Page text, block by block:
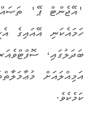
'އޭޖެންޓް ޕޭ'
ހަމައެކަނި އޭއައިގެ
ބަދަލުގައި،
އަމިއްލައަށް
ކަމެކެވެ.